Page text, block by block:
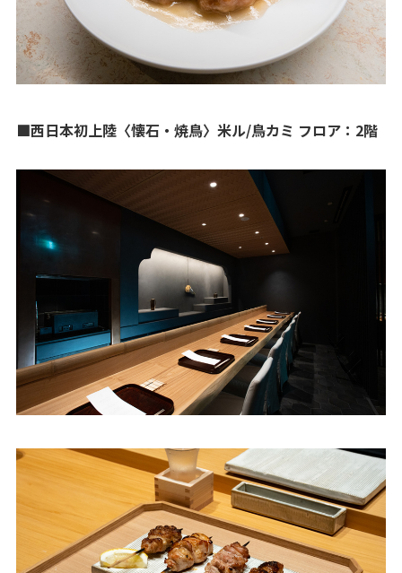
■西日本初上陸〈懐石・焼鳥〉米ル/鳥カミ フロア：2階